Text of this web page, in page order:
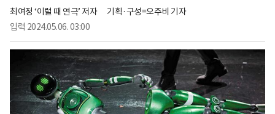
최여정 ‘이럴 때 연극’ 저자
기획·구성=오주비 기자
입력 2024.05.06. 03:00